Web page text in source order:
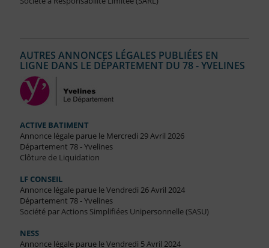
AUTRES ANNONCES LÉGALES PUBLIÉES EN
LIGNE DANS LE DÉPARTEMENT DU 78 - YVELINES
ACTIVE BATIMENT
Annonce légale parue le Mercredi 29 Avril 2026
Département 78 - Yvelines
Clôture de Liquidation
LF CONSEIL
Annonce légale parue le Vendredi 26 Avril 2024
Département 78 - Yvelines
Société par Actions Simplifiées Unipersonnelle (SASU)
NESS
Annonce légale parue le Vendredi 5 Avril 2024